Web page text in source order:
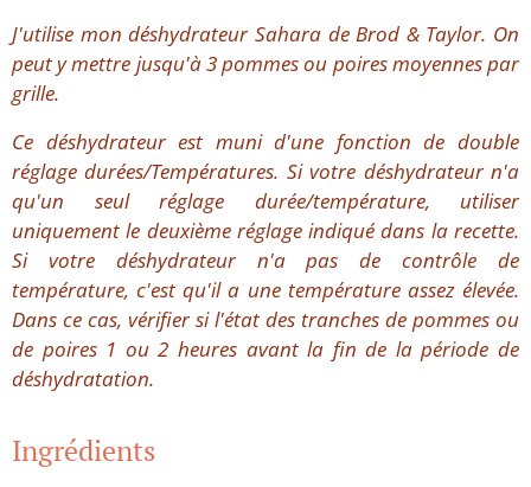
J'utilise mon déshydrateur Sahara de Brod & Taylor. On
peut y mettre jusqu'à 3 pommes ou poires moyennes par
grille.
Ce déshydrateur est muni d'une fonction de double
réglage durées/Températures. Si votre déshydrateur n'a
qu'un seul réglage durée/température, utiliser
uniquement le deuxième réglage indiqué dans la recette.
Si votre déshydrateur n'a pas de contrôle de
température, c'est qu'il a une température assez élevée.
Dans ce cas, vérifier si l'état des tranches de pommes ou
de poires 1 ou 2 heures avant la fin de la période de
déshydratation.
Ingrédients